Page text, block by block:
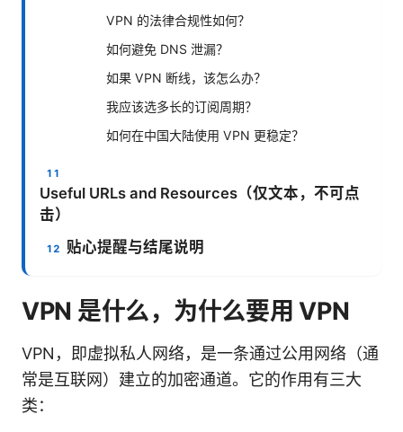
VPN 的法律合规性如何？
如何避免 DNS 泄漏？
如果 VPN 断线，该怎么办？
我应该选多长的订阅周期？
如何在中国大陆使用 VPN 更稳定？
Useful URLs and Resources（仅文本，不可点
击）
贴心提醒与结尾说明
VPN 是什么，为什么要用 VPN
VPN，即虚拟私人网络，是一条通过公用网络（通
常是互联网）建立的加密通道。它的作用有三大
类：